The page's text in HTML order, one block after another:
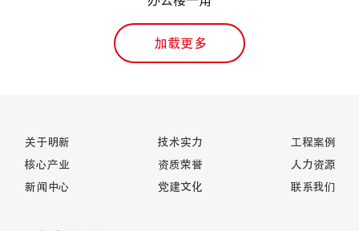
加载更多
关于明新
核心产业
新闻中心
技术实力
资质荣誉
党建文化
工程案例
人力资源
联系我们